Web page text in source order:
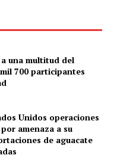
una multitud del
700 participantes
Unidos operaciones
amenaza a su
de aguacate